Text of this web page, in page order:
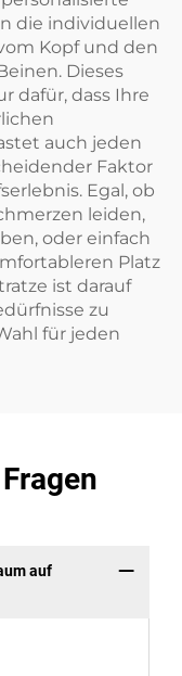
die individuellen
Kopf und den
Dieses
dafür, dass Ihre
auch jeden
Faktor
Egal, ob
leiden,
oder einfach
Platz
ist darauf
zu
für jeden
auf